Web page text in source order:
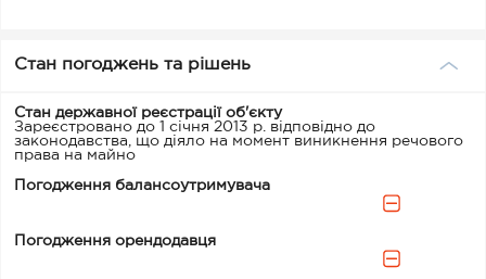
Стан погоджень та рішень
Стан державної реєстрації об'єкту
Зареєстровано до 1 січня 2013 р. відповідно до
законодавства, що діяло на момент виникнення речового
права на майно
Погодження балансоутримувача
Погодження орендодавця